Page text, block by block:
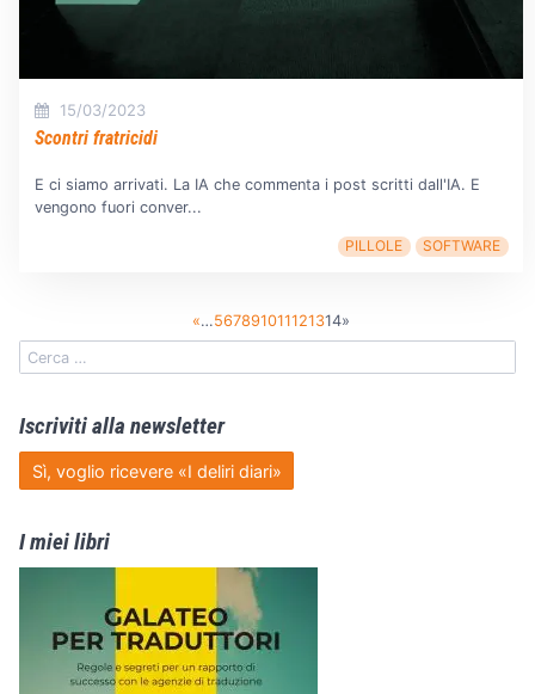
15/03/2023
Scontri fratricidi
E ci siamo arrivati. La IA che commenta i post scritti dall'IA. E
vengono fuori conver...
PILLOLE SOFTWARE
«…567891011121314»
Iscriviti alla newsletter
Sì, voglio ricevere «I deliri diari»
I miei libri